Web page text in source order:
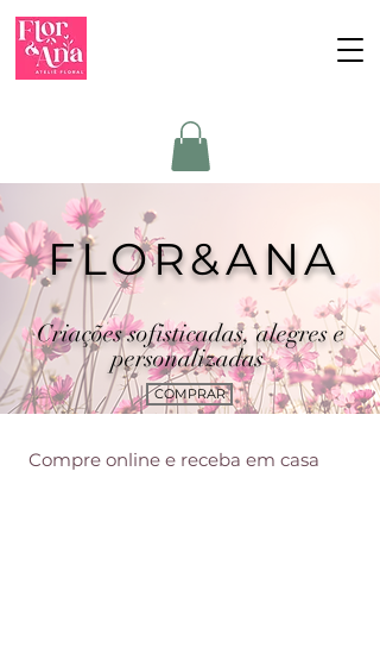
FLOR&ANA
Criações sofisticadas, alegres e
personalizadas
COMPRAR
Compre online e receba em casa